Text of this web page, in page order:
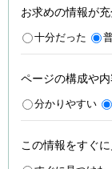
お求めの情報が
十分だった
ページの構成や
分かりやすい
この情報をすぐ